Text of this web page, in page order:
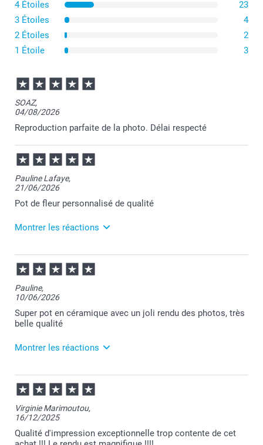
Pot de fleurs moyen
4 Étoiles
23
3 Étoiles
4
2 Étoiles
2
1 Étoile
3
SOAZ,
04/08/2026
Reproduction parfaite de la photo. Délai respecté
Pauline Lafaye,
21/06/2026
Pot de fleur personnalisé de qualité
Montrer les réactions
24/06/2026
12:02
Merci pour votre commande et pour votre retour
positif Pauline.
Je vous souhaite une agréable journée.
Cordialement,
Florence@smartphoto
Pauline,
10/06/2026
Super pot en céramique avec un joli rendu des photos, très
belle qualité
Montrer les réactions
18/06/2026
08:30
Merci Pauline pour votre commande et je suis
heureuse que votre pot de fleurs vous plaise.
Passez une agréable journée.
Cordialement,
Florence@smartphoto
Virginie Marimoutou,
16/12/2025
Qualité d'impression exceptionnelle trop contente de cet